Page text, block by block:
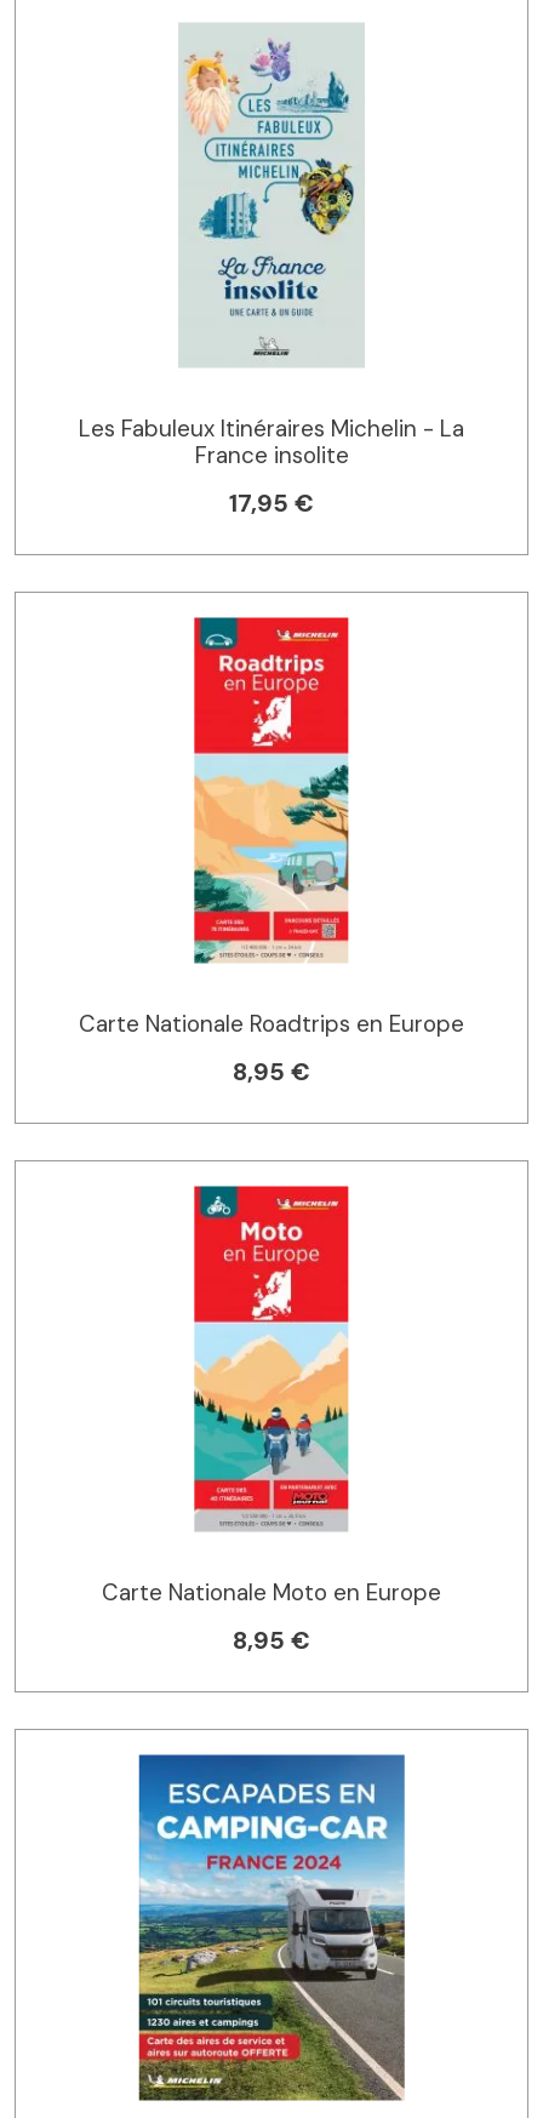
Les Fabuleux Itinéraires Michelin - La
France insolite
17,95 €
Carte Nationale Roadtrips en Europe
8,95 €
Carte Nationale Moto en Europe
8,95 €